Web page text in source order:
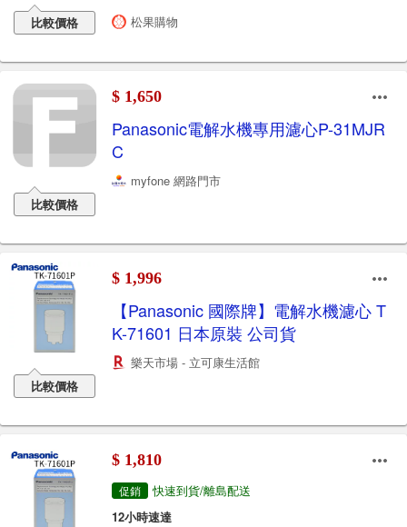
比較價格 松果購物
比較價格
$ 1,650
Panasonic電解水機專用濾心P-31MJR
C
myfone 網路門市
比較價格
$ 1,996
【Panasonic 國際牌】電解水機濾心 T
K-71601 日本原裝 公司貨
樂天市場 - 立可康生活館
$ 1,810
促銷
快速到貨/離島配送
12小時速達